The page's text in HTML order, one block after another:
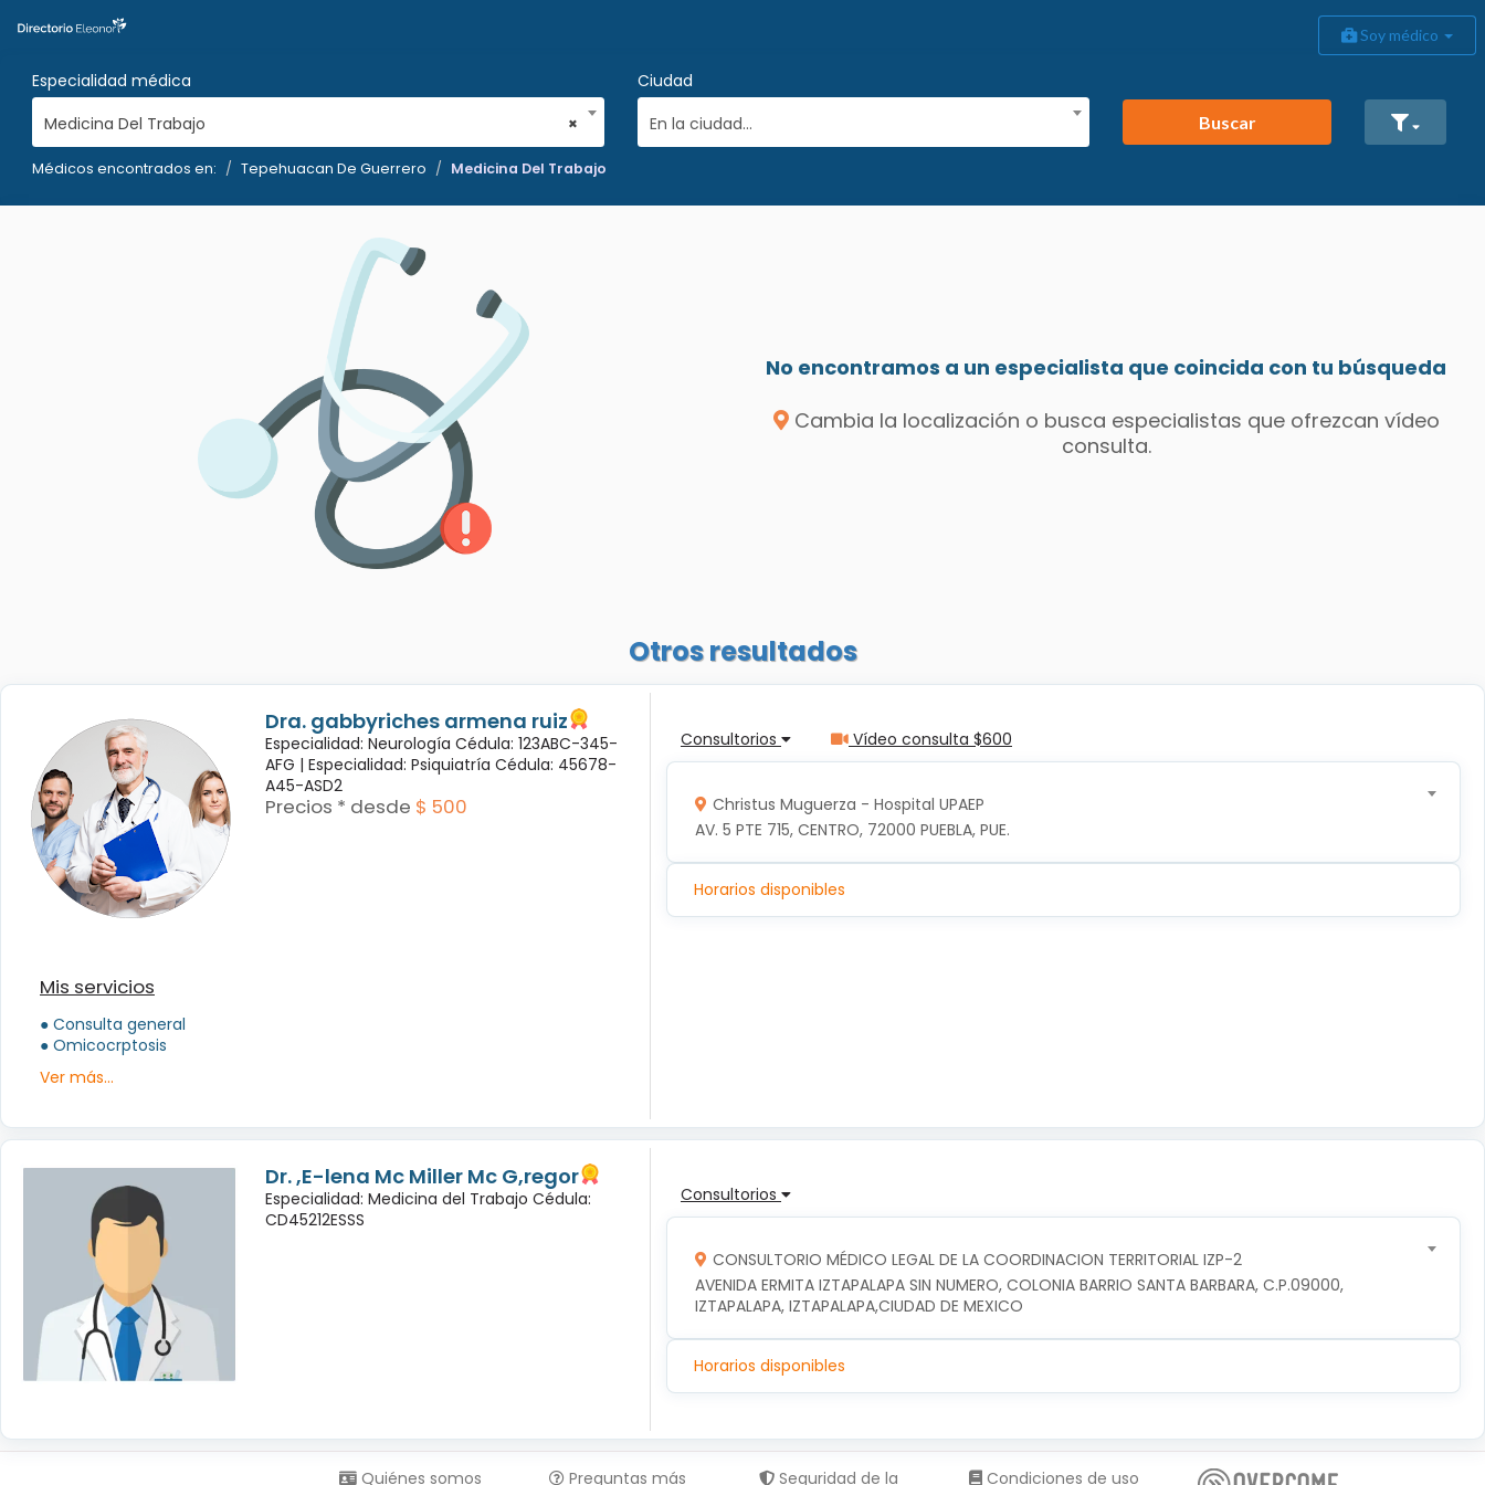
Soy médico
Especialidad médica
×
Medicina Del Trabajo
Ciudad
En la ciudad...
Buscar
Médicos encontrados en: Tepehuacan De Guerrero Medicina Del Trabajo
No encontramos a un especialista que coincida con tu búsqueda
Cambia la localización o busca especialistas que ofrezcan vídeo
consulta.
Otros resultados
Dra. gabbyriches armena ruiz
Especialidad: Neurología Cédula: 123ABC-345-
AFG | Especialidad: Psiquiatría Cédula: 45678-
A45-ASD2
Precios * desde $ 500
Mis servicios
● Consulta general
● Omicocrptosis
Ver más...
Consultorios Vídeo consulta $600
Christus Muguerza - Hospital UPAEP
AV. 5 PTE 715, CENTRO, 72000 PUEBLA, PUE.
Horarios disponibles
Dr. ,E-lena Mc Miller Mc G,regor
Especialidad: Medicina del Trabajo Cédula:
CD45212ESSS
Consultorios
CONSULTORIO MÉDICO LEGAL DE LA COORDINACION TERRITORIAL IZP-2
AVENIDA ERMITA IZTAPALAPA SIN NUMERO, COLONIA BARRIO SANTA BARBARA, C.P.09000,
IZTAPALAPA, IZTAPALAPA,CIUDAD DE MEXICO
Horarios disponibles
Quiénes somos Preguntas más Seguridad de la Condiciones de uso